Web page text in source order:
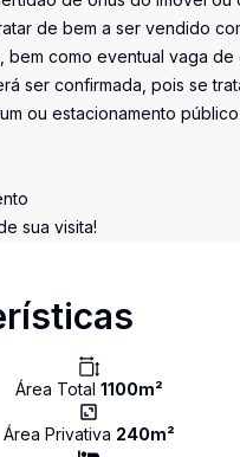
de bem a ser vendido
bem como eventual vaga de
ser confirmada, pois se
ou estacionamento
sua visita!
Área Total 1100m²
Área Privativa 240m²